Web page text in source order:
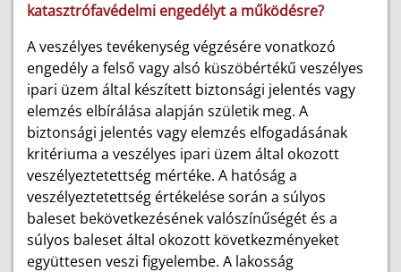
katasztrófavédelmi engedélyt a működésre?
A veszélyes tevékenység végzésére vonatkozó
engedély a felső vagy alsó küszöbértékű veszélyes
ipari üzem által készített biztonsági jelentés vagy
elemzés elbírálása alapján születik meg. A
biztonsági jelentés vagy elemzés elfogadásának
kritériuma a veszélyes ipari üzem által okozott
veszélyeztetettség mértéke. A hatóság a
veszélyeztetettség értékelése során a súlyos
baleset bekövetkezésének valószínűségét és a
súlyos baleset által okozott következményeket
együttesen veszi figyelembe. A lakosság